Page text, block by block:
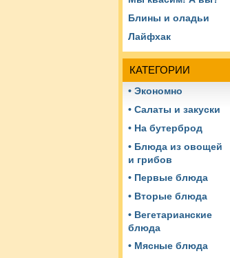
Блины и оладьи
Лайфхак
КАТЕГОРИИ
• Экономно
• Салаты и закуски
• На бутерброд
• Блюда из овощей
и грибов
• Первые блюда
• Вторые блюда
• Вегетарианские
блюда
• Мясные блюда